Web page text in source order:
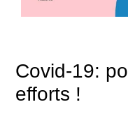
Covid-19:
efforts !